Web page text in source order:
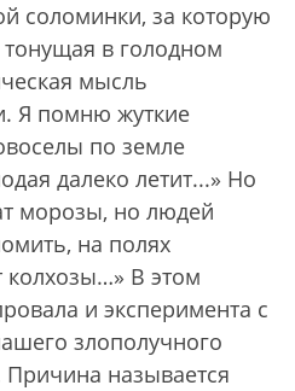
соломинки, за которую
тонущая в голодном
мысль
Я помню жуткие
по земле
далеко летит...» Но
морозы, но людей
на полях
колхозы…» В этом
и эксперимента с
злополучного
Причина называется